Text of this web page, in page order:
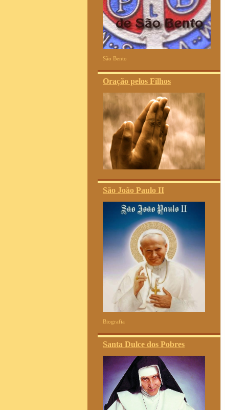
São Bento
Oração pelos Filhos
São João Paulo II
Biografia
Santa Dulce dos Pobres